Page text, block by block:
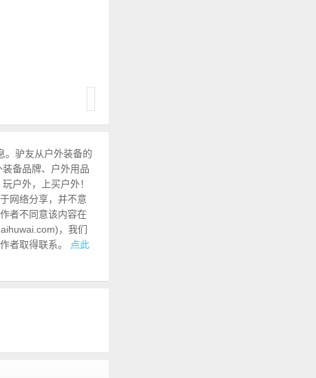
。驴友从户外装备的
备品牌、户外用品
户外，上买户外！
网络分享，并不意
者不同意该内容在
，我们
者取得联系。
点此